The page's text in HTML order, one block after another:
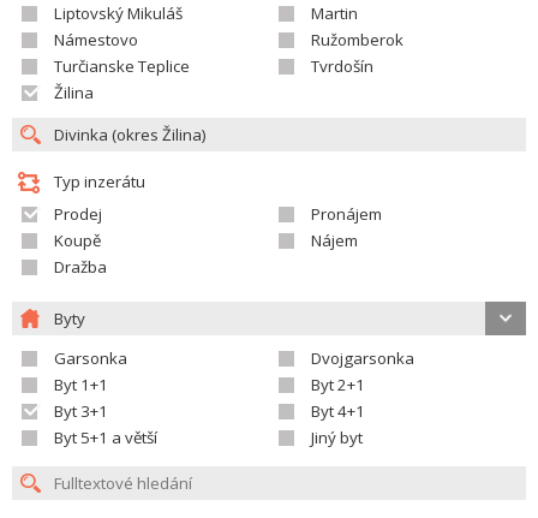
Liptovský Mikuláš
Martin
Námestovo
Ružomberok
Turčianske Teplice
Tvrdošín
Žilina
Typ inzerátu
Prodej
Pronájem
Koupě
Nájem
Dražba
Byty
Garsonka
Dvojgarsonka
Byt 1+1
Byt 2+1
Byt 3+1
Byt 4+1
Byt 5+1 a větší
Jiný byt